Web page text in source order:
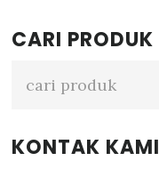
Primary
Sidebar
CARI PRODUK
KONTAK KAMI